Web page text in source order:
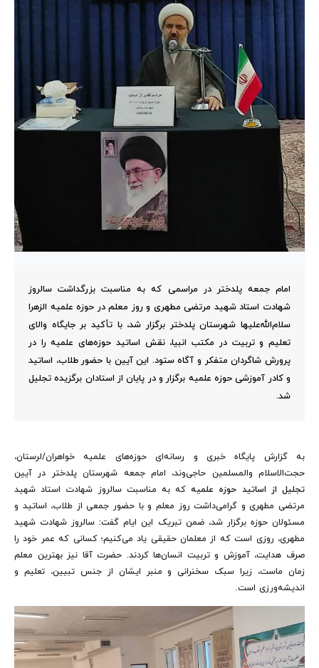
امام جمعه پلدختر در مراسمی که به مناسبت بزرگداشت سالروز
شهادت استاد شهید مرتضی مطهری و روز معلم در حوزه علمیه الزهرا
سلام‌الله‌علیها شهرستان پلدختر برگزار شد، با تأکید بر جایگاه والای
تعلیم و تربیت در مکتب انبیا، نقش اساتید حوزه‌های علمیه را در
پرورش شاگردان متفکر و آگاه ستود. این آیین با حضور طلاب، اساتید
و کادر آموزشی حوزه علمیه برگزار و در پایان از استادان برگزیده تجلیل
شد.
به گزارش پایگاه خبری و رسانه‌ای حوزه‌های علمیه خواهران/لرستان،
حجت‌الاسلام والمسلمین حاجی‌وند، امام جمعه شهرستان پلدختر در آیین
تجلیل از اساتید حوزه علمیهکه به مناسبت سالروز شهادت استاد شهید
مرتضی مطهری و گرامی‌داشت روز معلم و با حضور جمعی از طلاب، اساتید و
مسئولان حوزه برگزار شد، ضمن تبریک این ایام گفت: سالروز شهادت شهید
مطهری، روزی است که از معلمان حقیقی یاد می‌کنیم؛ کسانی که عمر خود را
صرف هدایت، آموزش و تربیت انسان‌ها کردند. حضرت آقا نیز بهترین معلم
زمان ماست، زیرا سبک سخنرانی و منبر ایشان از جنس تبیین، تعلیم و
اندیشه‌ورزی است.